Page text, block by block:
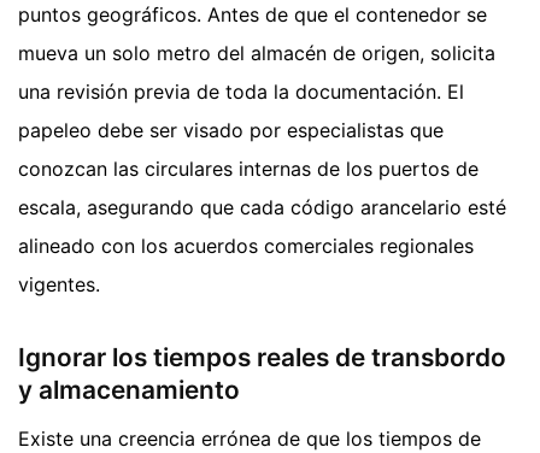
puntos geográficos. Antes de que el contenedor se
mueva un solo metro del almacén de origen, solicita
una revisión previa de toda la documentación. El
papeleo debe ser visado por especialistas que
conozcan las circulares internas de los puertos de
escala, asegurando que cada código arancelario esté
alineado con los acuerdos comerciales regionales
vigentes.
Ignorar los tiempos reales de transbordo
y almacenamiento
Existe una creencia errónea de que los tiempos de